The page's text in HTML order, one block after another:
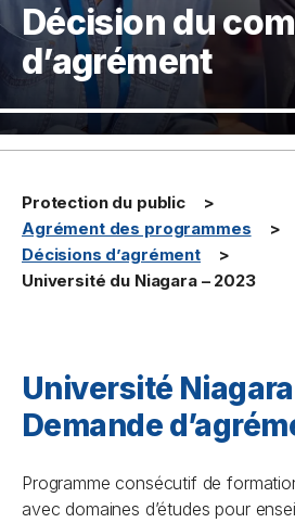
Décision du
d’agrément
Protection du public
Agrément des programmes
Décisions d’agrément
Université du Niagara – 2023
Université Niagara
Demande
Programme consécutif de
avec domaines d’études pour